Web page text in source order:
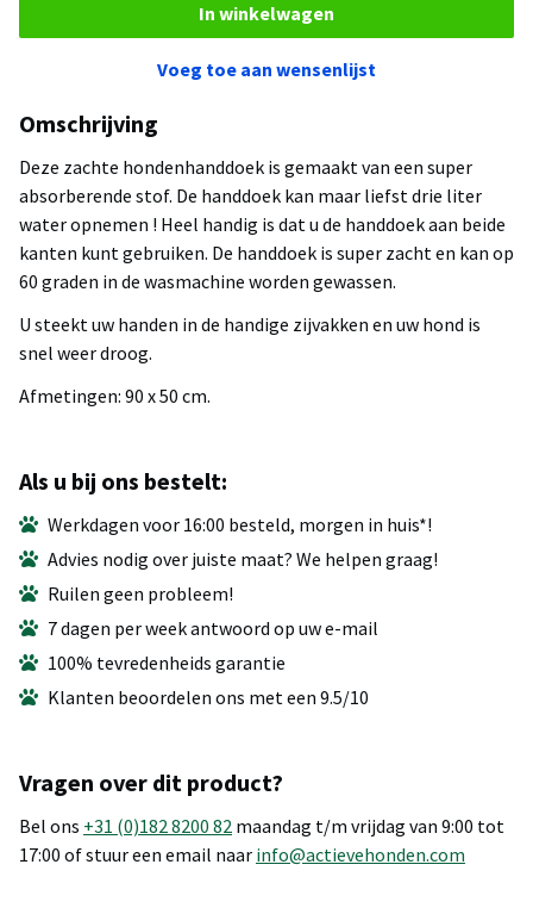
In winkelwagen
Voeg toe aan wensenlijst
Omschrijving
Deze zachte hondenhanddoek is gemaakt van een super
absorberende stof. De handdoek kan maar liefst drie liter
water opnemen ! Heel handig is dat u de handdoek aan beide
kanten kunt gebruiken. De handdoek is super zacht en kan op
60 graden in de wasmachine worden gewassen.
U steekt uw handen in de handige zijvakken en uw hond is
snel weer droog.
Afmetingen: 90 x 50 cm.
Als u bij ons bestelt:
Werkdagen voor 16:00 besteld, morgen in huis*!
Advies nodig over juiste maat? We helpen graag!
Ruilen geen probleem!
7 dagen per week antwoord op uw e-mail
100% tevredenheids garantie
Klanten beoordelen ons met een 9.5/10
Vragen over dit product?
Bel ons +31 (0)182 8200 82 maandag t/m vrijdag van 9:00 tot
17:00 of stuur een email naar info@actievehonden.com